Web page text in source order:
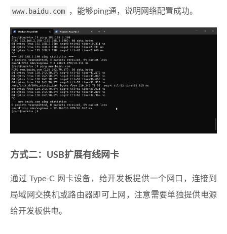
www.baidu.com ，能够ping通，说明网络配置成功。
方式二：USB扩展有线网卡
通过 Type-C 网卡设备，给开发板提供一个网口，连接到
局域网交换机或路由器即可上网，注意需要单独提供电源
给开发板供电。